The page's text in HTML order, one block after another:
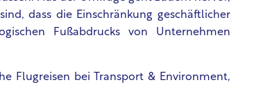
dass die Einschränkung geschäftlicher
Fußabdrucks von Unternehmen
Flugreisen bei Transport & Environment,